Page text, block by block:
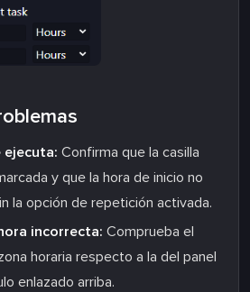
ejecuta: Confirma que la casilla
y que la hora de inicio no
la opción de repetición activada.
incorrecta: Comprueba el
horaria respecto a la del panel
enlazado arriba.